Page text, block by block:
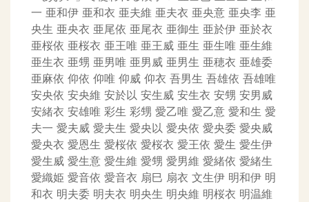
一 亜和伊 亜和衣 亜夫維 亜夫衣 亜央意 亜央李 亜
央生 亜央衣 亜尾依 亜尾衣 亜御生 亜於伊 亜於衣
亜桜依 亜桜衣 亜王唯 亜王威 亜生 亜生唯 亜生維
亜生衣 亜甥 亜男唯 亜男威 亜男生 亜穂衣 亜雄委
亜麻依 仰依 仰唯 仰威 仰衣 吾男生 吾雄依 吾雄唯
安央依 安央維 安於以 安生威 安生衣 安甥 安男威
安緒衣 安雄唯 彩生 彩甥 愛乙唯 愛乙意 愛和生 愛
夫一 愛夫威 愛夫生 愛央以 愛央依 愛央委 愛央威
愛央衣 愛恩生 愛桜依 愛桜衣 愛王依 愛生 愛生伊
愛生威 愛生意 愛生維 愛甥 愛男維 愛緒依 愛緒生
愛織姫 愛音依 愛音衣 扇巳 扇衣 文生伊 明和伊 明
和衣 明夫委 明夫衣 明央生 明央維 明桜衣 明温維